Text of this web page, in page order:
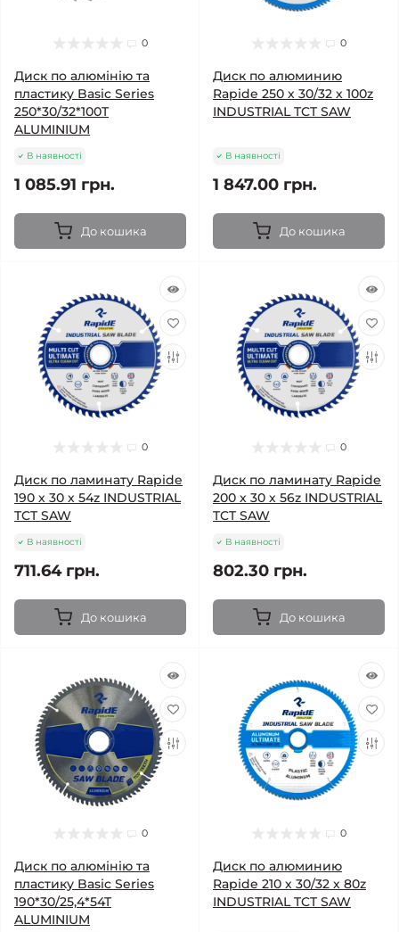
0
Диск по алюмінію та
пластику Basic Series
250*30/32*100T
ALUMINIUM
В наявності
1 085.91 грн.
До кошика
0
Диск по алюминию
Rapide 250 х 30/32 х 100z
INDUSTRIAL TCT SAW
В наявності
1 847.00 грн.
До кошика
0
Диск по ламинату Rapide
190 х 30 х 54z INDUSTRIAL
TCT SAW
В наявності
711.64 грн.
До кошика
0
Диск по ламинату Rapide
200 х 30 х 56z INDUSTRIAL
TCT SAW
В наявності
802.30 грн.
До кошика
0
Диск по алюмінію та
пластику Basic Series
190*30/25,4*54T
ALUMINIUM
0
Диск по алюминию
Rapide 210 х 30/32 х 80z
INDUSTRIAL TCT SAW